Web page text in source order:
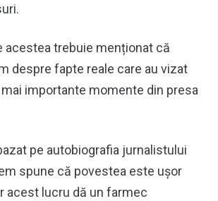
acestea trebuie menționat că
despre fapte reale care au vizat
importante momente din presa
pe autobiografia jurnalistului
spune că povestea este ușor
acest lucru dă un farmec